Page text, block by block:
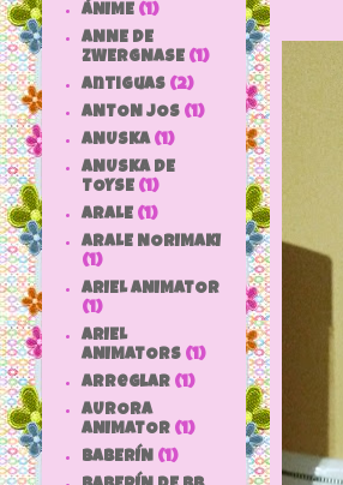
ÁNIME (1)
ANNE DE
ZWERGNASE (1)
antiguas (2)
ANTON JOS (1)
ANUSKA (1)
ANUSKA DE
TOYSE (1)
ARALE (1)
ARALE NORIMAKI
(1)
ARIEL ANIMATOR
(1)
ARIEL
ANIMATORS (1)
arreglar (1)
AURORA
ANIMATOR (1)
BABERÍN (1)